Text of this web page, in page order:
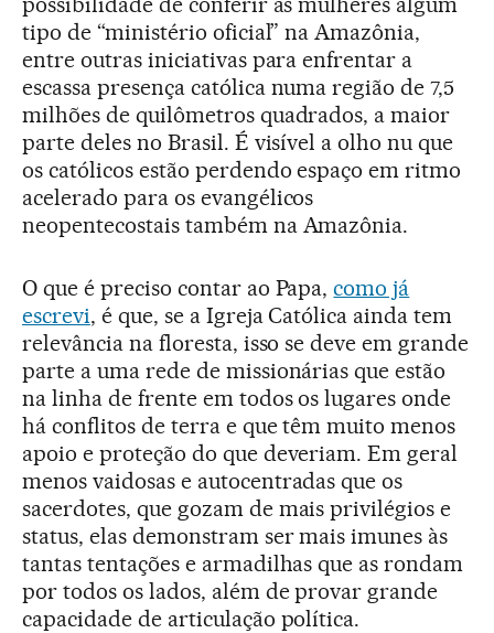
tipo de “ministério oficial” na Amazônia,
entre outras iniciativas para enfrentar a
escassa presença católica numa região de 7,5
milhões de quilômetros quadrados, a maior
parte deles no Brasil. É visível a olho nu que
os católicos estão perdendo espaço em ritmo
acelerado para os evangélicos
neopentecostais também na Amazônia.
O que é preciso contar ao Papa,como já
escrevi, é que, se a Igreja Católica ainda tem
relevância na floresta, isso se deve em grande
parte a uma rede de missionárias que estão
na linha de frente em todos os lugares onde
há conflitos de terra e que têm muito menos
apoio e proteção do que deveriam. Em geral
menos vaidosas e autocentradas que os
sacerdotes, que gozam de mais privilégios e
status, elas demonstram ser mais imunes às
tantas tentações e armadilhas que as rondam
por todos os lados, além de provar grande
capacidade de articulação política.